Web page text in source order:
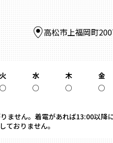
高松市上福岡町
火 水 木 金
○ ○ ○ ○
ません。着電があれば13:00以降
ておりません。